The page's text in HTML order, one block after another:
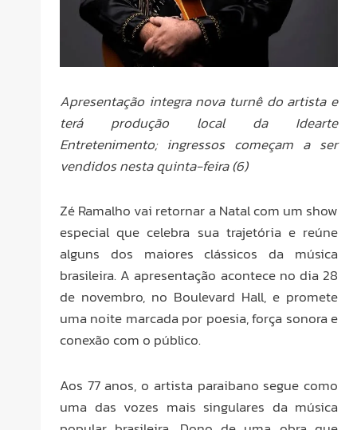
Apresentação integra nova turnê do artista e
terá produção local da Idearte
Entretenimento; ingressos começam a ser
vendidos nesta quinta-feira (6)
Zé Ramalho vai retornar a Natal com um show
especial que celebra sua trajetória e reúne
alguns dos maiores clássicos da música
brasileira. A apresentação acontece no dia 28
de novembro, no Boulevard Hall, e promete
uma noite marcada por poesia, força sonora e
conexão com o público.
Aos 77 anos, o artista paraibano segue como
uma das vozes mais singulares da música